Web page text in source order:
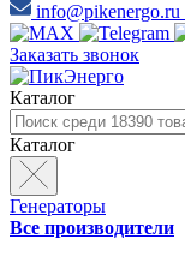
info@pikenergo.ru
Заказать звонок
Каталог
Каталог
Генераторы
Все производители